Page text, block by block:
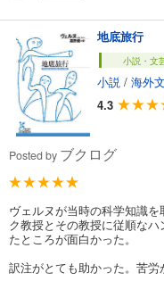
地底旅行
小説・文
小説 / 海外
4.3
Posted by ブクログ
ヴェルヌが当時の科学知識
ク教授とその教授に従順な
たところが面白かった。
訳注がとても助かった。苦労